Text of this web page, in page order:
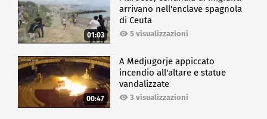
01:03
arrivano nell'enclave spagnola
di Ceuta
5 visualizzazioni
00:47
A Medjugorje appiccato
incendio all'altare e statue
vandalizzate
3 visualizzazioni